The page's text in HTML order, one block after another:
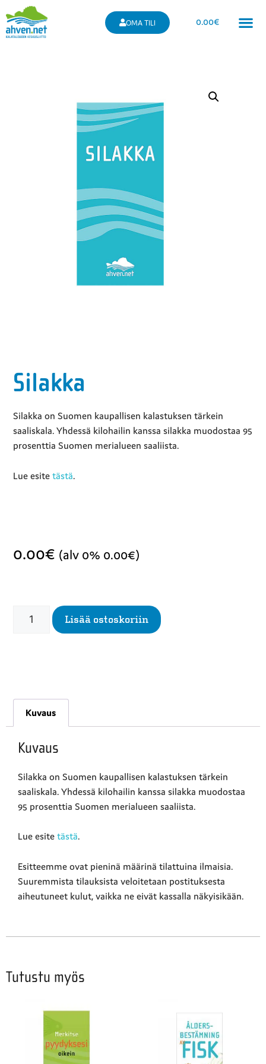
OMA TILI 0.00€
Silakka
Silakka on Suomen kaupallisen kalastuksen tärkein
saaliskala. Yhdessä kilohailin kanssa silakka muodostaa 95
prosenttia Suomen merialueen saaliista.
Lue esitetästä.
0.00€ (alv 0% 0.00€)
Lisää ostoskoriin
Kuvaus
Kuvaus
Silakka on Suomen kaupallisen kalastuksen tärkein
saaliskala. Yhdessä kilohailin kanssa silakka muodostaa
95 prosenttia Suomen merialueen saaliista.
Lue esite tästä.
Esitteemme ovat pieninä määrinä tilattuina ilmaisia.
Suuremmista tilauksista veloitetaan postituksesta
aiheutuneet kulut, vaikka ne eivät kassalla näkyisikään.
Tutustu myös